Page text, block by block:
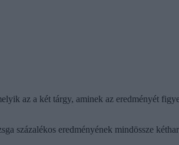
az a két tárgy, aminek az eredményét
százalékos eredményének mindössze